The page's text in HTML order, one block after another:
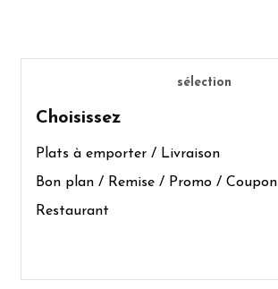
sélection
Choisissez
Plats à emporter / Livraison
Bon plan / Remise / Promo / Coupon
Restaurant